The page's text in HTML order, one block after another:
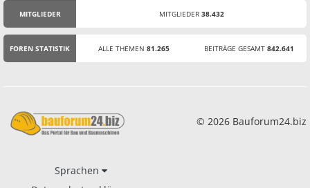
MITGLIEDER MITGLIEDER 38.432
FOREN STATISTIK ALLE THEMEN 81.265 BEITRÄGE GESAMT 842.641
© 2026 Bauforum24.biz
Sprachen